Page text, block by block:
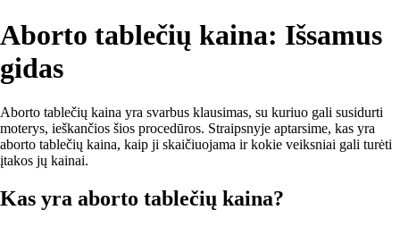
Aborto tablečių kaina: Išsamus
gidas
Aborto tablečių kaina yra svarbus klausimas, su kuriuo gali susidurti
moterys, ieškančios šios procedūros. Straipsnyje aptarsime, kas yra
aborto tablečių kaina, kaip ji skaičiuojama ir kokie veiksniai gali turėti
įtakos jų kainai.
Kas yra aborto tablečių kaina?